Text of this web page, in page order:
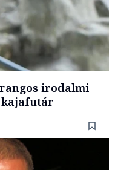
irodalmi
kajafutár